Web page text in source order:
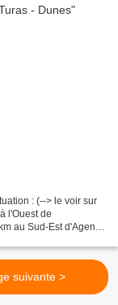
: (--> le voir sur
l'Ouest de
au Sud-Est d'Agen.
suivante >